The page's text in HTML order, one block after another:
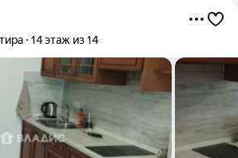
14 этаж из 14